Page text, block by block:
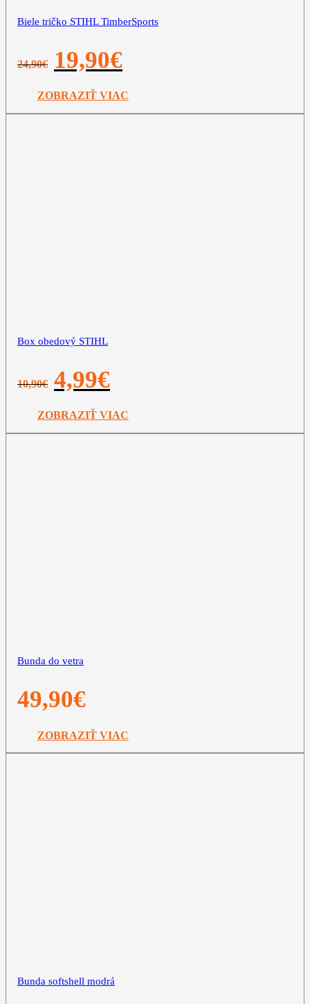
Biele tričko STIHL TimberSports
24,90€
Pôvodná
cena
24,90€.
19,90€
19,90€.
ZOBRAZIŤ VIAC
Box obedový STIHL
10,90€
Pôvodná
cena
10,90€.
4,99€
4,99€.
ZOBRAZIŤ VIAC
Bunda do vetra
49,90€
ZOBRAZIŤ VIAC
Bunda softshell modrá